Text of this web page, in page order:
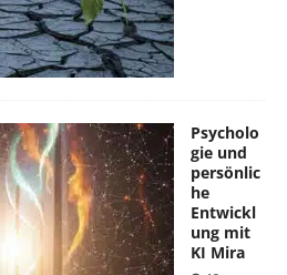
Psycholo
gie und
persönlic
he
Entwickl
ung mit
KI Mira